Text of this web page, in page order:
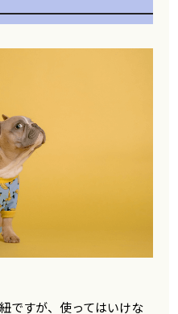
ですが、使ってはいけな